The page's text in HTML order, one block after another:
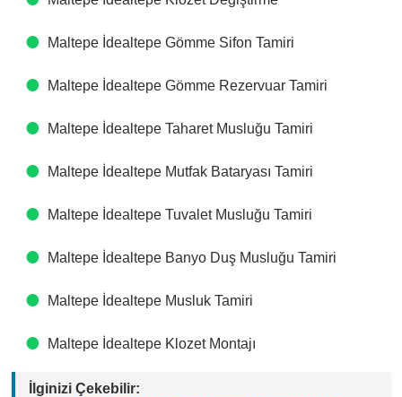
Maltepe İdealtepe Gömme Sifon Tamiri
Maltepe İdealtepe Gömme Rezervuar Tamiri
Maltepe İdealtepe Taharet Musluğu Tamiri
Maltepe İdealtepe Mutfak Bataryası Tamiri
Maltepe İdealtepe Tuvalet Musluğu Tamiri
Maltepe İdealtepe Banyo Duş Musluğu Tamiri
Maltepe İdealtepe Musluk Tamiri
Maltepe İdealtepe Klozet Montajı
İlginizi Çekebilir: